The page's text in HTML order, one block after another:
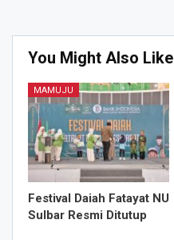
You Might Also Like
MAMUJU
Festival Daiah Fatayat NU
Sulbar Resmi Ditutup